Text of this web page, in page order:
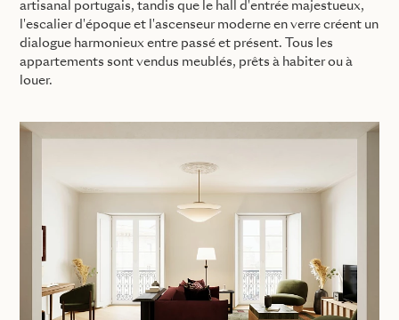
artisanal portugais, tandis que le hall d'entrée majestueux,
l'escalier d'époque et l'ascenseur moderne en verre créent un
dialogue harmonieux entre passé et présent. Tous les
appartements sont vendus meublés, prêts à habiter ou à
louer.